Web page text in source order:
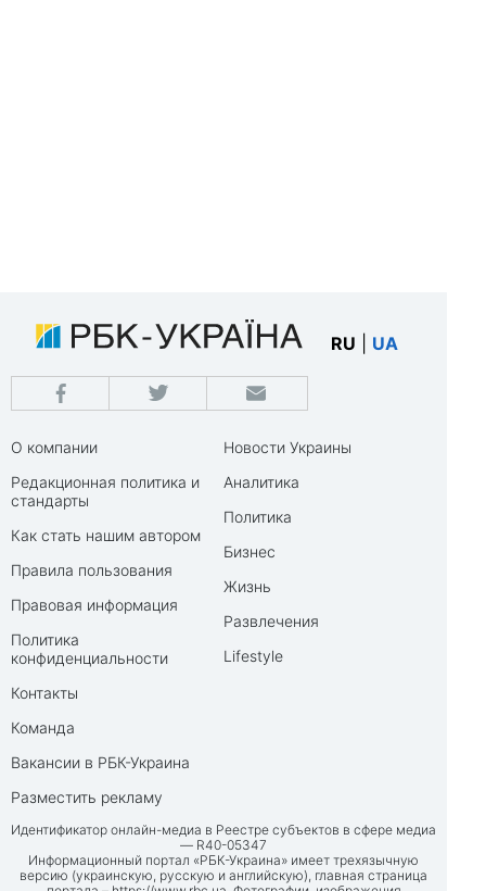
RU UA
О компании
Редакционная политика и
стандарты
Как стать нашим автором
Правила пользования
Правовая информация
Политика
конфиденциальности
Контакты
Команда
Вакансии в РБК-Украина
Разместить рекламу
Новости Украины
Аналитика
Политика
Бизнес
Жизнь
Развлечения
Lifestyle
Идентификатор онлайн-медиа в Реестре субъектов в сфере медиа
— R40-05347
Информационный портал «РБК-Украина» имеет трехязычную
версию (украинскую, русскую и английскую), главная страница